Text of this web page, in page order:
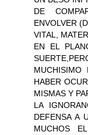
DE
ENVOLVER
VITAL,
EN EL
MUCHISIMO
HABER
MISMAS Y
LA
DEFENSA A
MUCHOS